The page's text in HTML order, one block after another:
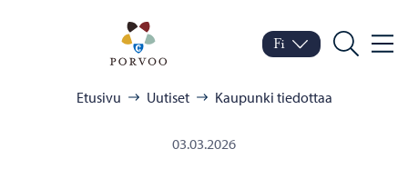
Porvoo – Siirry
Vaihda kieltä
Nykyinen kieli: Suomi
Fi
Hae
Etusivu Uutiset Kaupunki tiedottaa
03.03.2026